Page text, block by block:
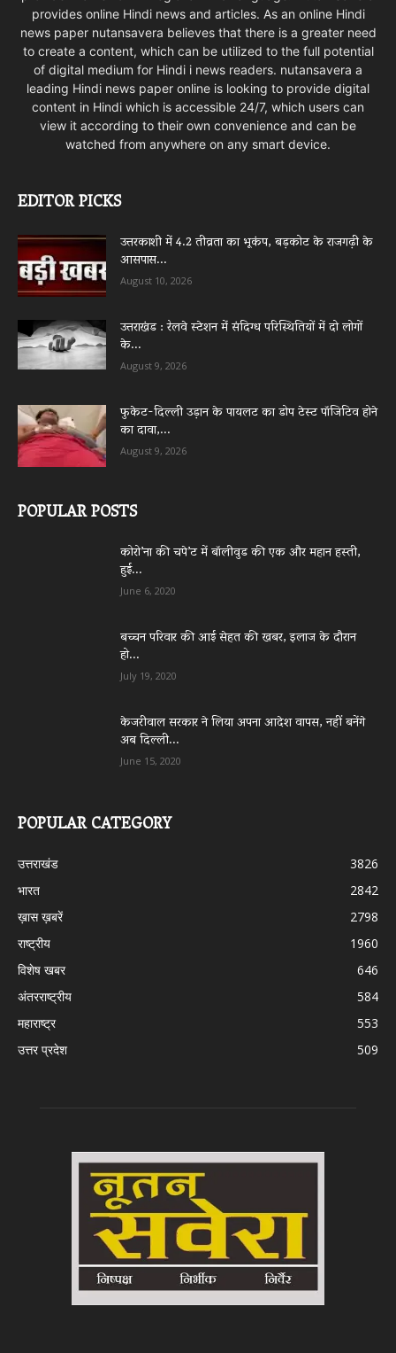
provides online Hindi news and articles. As an online Hindi
news paper nutansavera believes that there is a greater need
to create a content, which can be utilized to the full potential
of digital medium for Hindi i news readers. nutansavera a
leading Hindi news paper online is looking to provide digital
content in Hindi which is accessible 24/7, which users can
view it according to their own convenience and can be
watched from anywhere on any smart device.
EDITOR PICKS
उत्तरकाशी में 4.2 तीव्रता का भूकंप, बड़कोट के राजगढ़ी के
आसपास...
August 10, 2026
उत्तराखंड : रेलवे स्टेशन में संदिग्ध परिस्थितियों में दो लोगों
के...
August 9, 2026
फुकेट-दिल्ली उड़ान के पायलट का डोप टेस्ट पॉजिटिव होने
का दावा,...
August 9, 2026
POPULAR POSTS
कोरो’ना की चपे’ट में बॉलीवुड की एक और महान हस्ती,
हुई...
June 6, 2020
बच्चन परिवार की आई सेहत की खबर, इलाज के दौरान
हो...
July 19, 2020
केजरीवाल सरकार ने लिया अपना आदेश वापस, नहीं बनेंगे
अब दिल्ली...
June 15, 2020
POPULAR CATEGORY
उत्तराखंड
3826
भारत
2842
ख़ास ख़बरें
2798
राष्ट्रीय
1960
विशेष खबर
646
अंतरराष्ट्रीय
584
महाराष्ट्र
553
उत्तर प्रदेश
509